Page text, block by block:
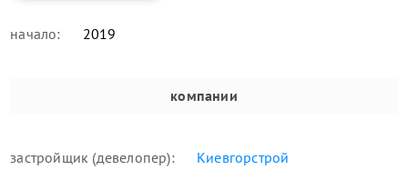
начало: 2019
компании
застройщик (девелопер): Киевгорстрой